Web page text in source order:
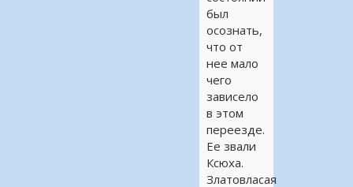
был
осознать,
что от
нее мало
чего
зависело
в этом
переезде.
Ее звали
Ксюха.
Златовласая